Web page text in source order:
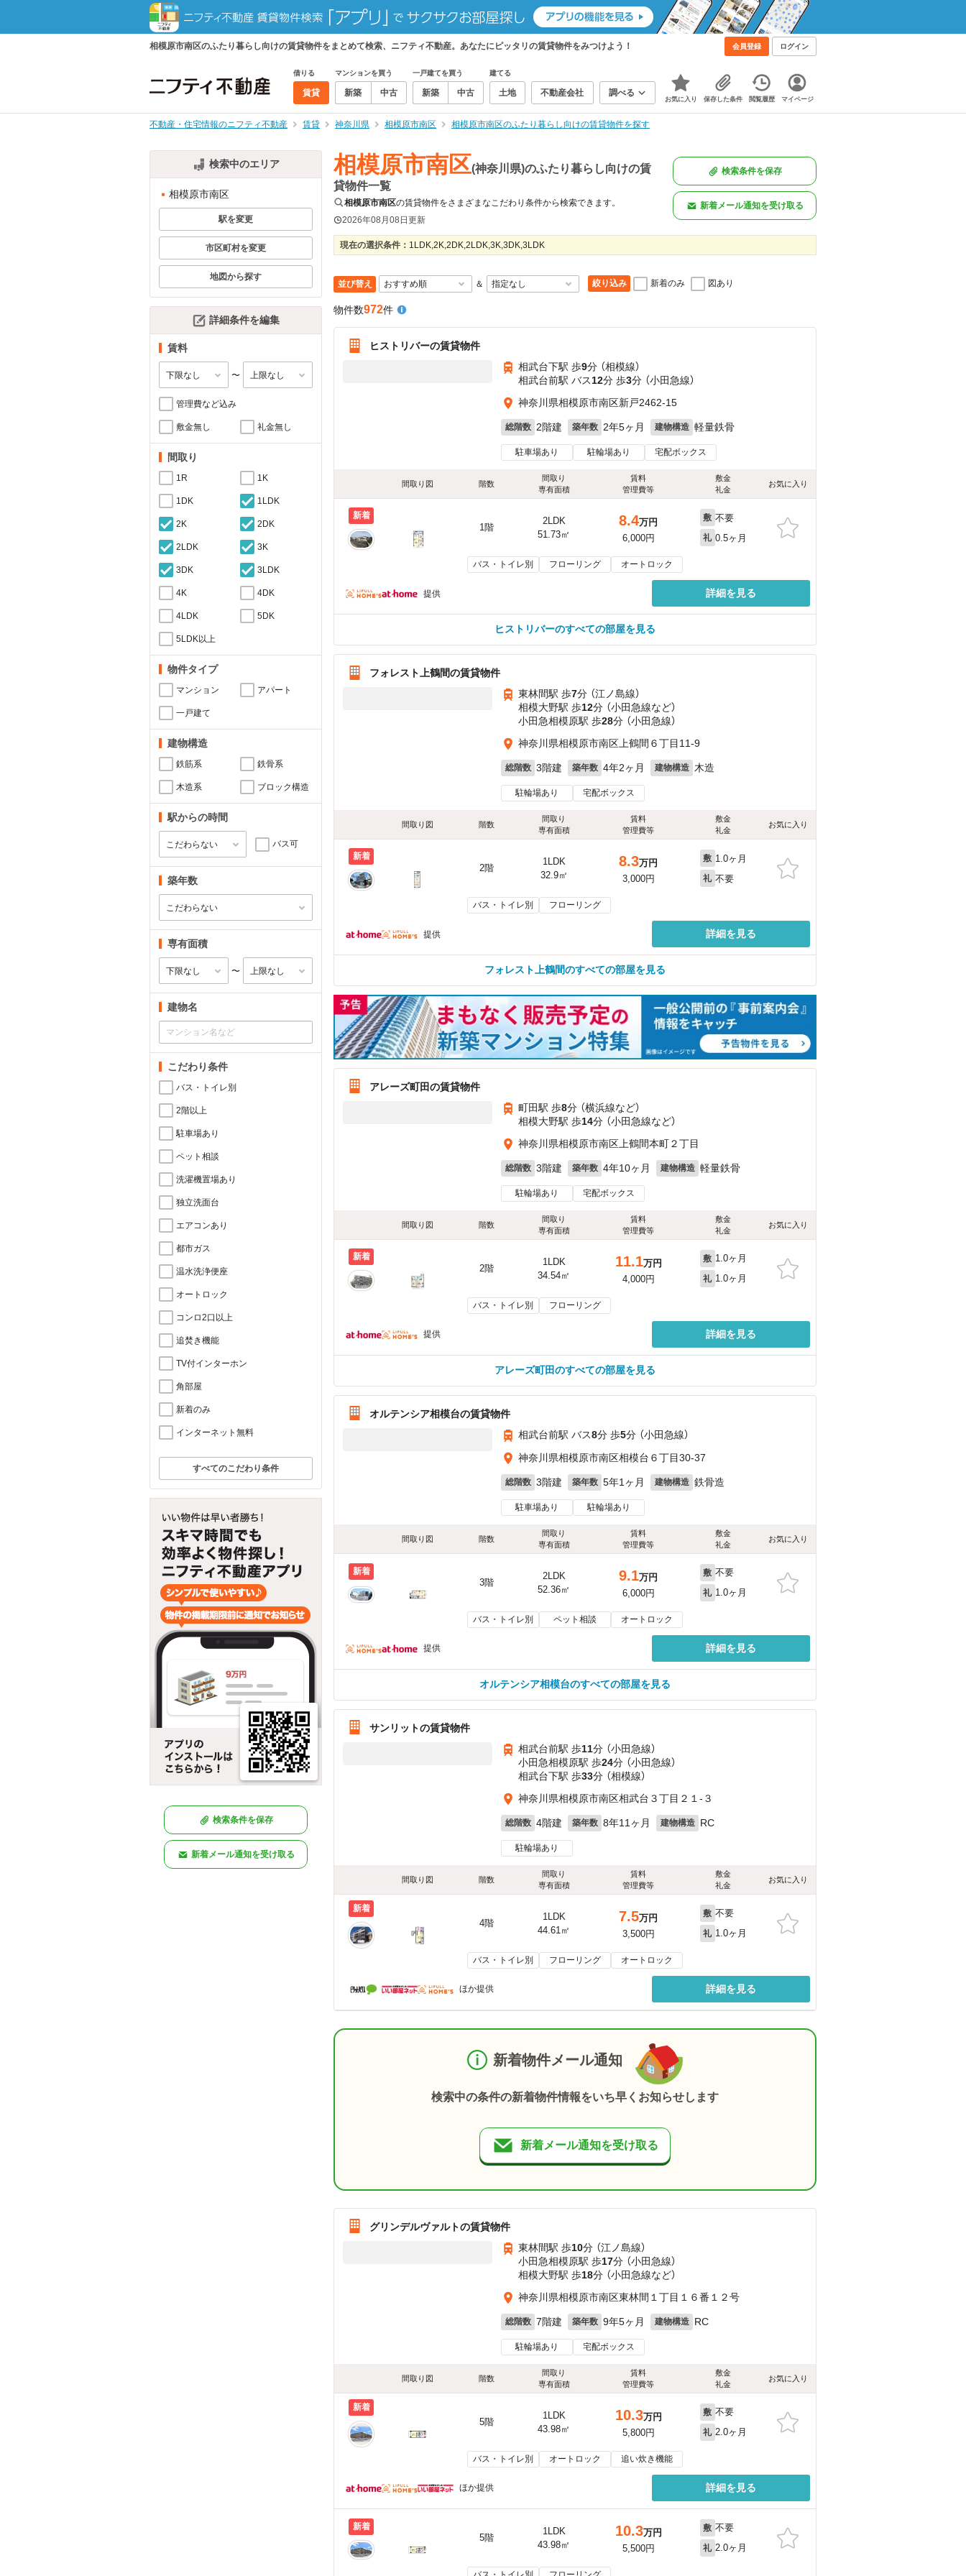
相模原市南区のふたり暮らし向けの賃貸物件をまとめて検索、ニフティ不動産。あなたにピッタリの賃貸物件をみつけよう！ 会員登録 ログイン
借りる
賃貸
マンションを買う
新築 中古
一戸建てを買う
新築 中古
建てる
土地 不動産会社 調べる
お気に入り 保存した条件 閲覧履歴 マイページ
不動産・住宅情報のニフティ不動産 賃貸 神奈川県 相模原市南区 相模原市南区のふたり暮らし向けの賃貸物件を探す
検索中のエリア
相模原市南区
駅を変更
市区町村を変更
地図から探す
詳細条件を編集
賃料
〜
管理費など込み
敷金無し 礼金無し
間取り
1R 1K
1DK 1LDK
2K 2DK
2LDK 3K
3DK 3LDK
4K 4DK
4LDK 5DK
5LDK以上
物件タイプ
マンション アパート
一戸建て
建物構造
鉄筋系 鉄骨系
木造系 ブロック構造
駅からの時間
バス可
築年数
専有面積
〜
建物名
こだわり条件
バス・トイレ別
2階以上
駐車場あり
ペット相談
洗濯機置場あり
独立洗面台
エアコンあり
都市ガス
温水洗浄便座
オートロック
コンロ2口以上
追焚き機能
TV付インターホン
角部屋
新着のみ
インターネット無料
すべてのこだわり条件
検索条件を保存
新着メール通知を受け取る
相模原市南区(神奈川県)のふたり暮らし向けの賃
貸物件一覧
相模原市南区の賃貸物件をさまざまなこだわり条件から検索できます。
2026年08月08日更新
検索条件を保存
新着メール通知を受け取る
現在の選択条件： 1LDK,2K,2DK,2LDK,3K,3DK,3LDK
並び替え ＆ 絞り込み 新着のみ 図あり
物件数972件
ヒストリバーの賃貸物件
相武台下駅 歩9分 （相模線）
相武台前駅 バス12分 歩3分 （小田急線）
神奈川県相模原市南区新戸2462-15
総階数 2階建 築年数 2年5ヶ月 建物構造 軽量鉄骨
駐車場あり 駐輪場あり 宅配ボックス
間取り図 階数
間取り
専有面積
賃料
管理費等
敷金
礼金
お気に入り
新着
1階
2LDK
51.73㎡
8.4万円
6,000円
敷 不要
礼 0.5ヶ月
バス・トイレ別 フローリング オートロック
提供 詳細を見る
ヒストリバーのすべての部屋を見る
フォレスト上鶴間の賃貸物件
東林間駅 歩7分 （江ノ島線）
相模大野駅 歩12分 （小田急線など）
小田急相模原駅 歩28分 （小田急線）
神奈川県相模原市南区上鶴間６丁目11-9
総階数 3階建 築年数 4年2ヶ月 建物構造 木造
駐輪場あり 宅配ボックス
間取り図 階数
間取り
専有面積
賃料
管理費等
敷金
礼金
お気に入り
新着
2階
1LDK
32.9㎡
8.3万円
3,000円
敷 1.0ヶ月
礼 不要
バス・トイレ別 フローリング
提供 詳細を見る
フォレスト上鶴間のすべての部屋を見る
アレーズ町田の賃貸物件
町田駅 歩8分 （横浜線など）
相模大野駅 歩14分 （小田急線など）
神奈川県相模原市南区上鶴間本町２丁目
総階数 3階建 築年数 4年10ヶ月 建物構造 軽量鉄骨
駐輪場あり 宅配ボックス
間取り図 階数
間取り
専有面積
賃料
管理費等
敷金
礼金
お気に入り
新着
2階
1LDK
34.54㎡
11.1万円
4,000円
敷 1.0ヶ月
礼 1.0ヶ月
バス・トイレ別 フローリング
提供 詳細を見る
アレーズ町田のすべての部屋を見る
オルテンシア相模台の賃貸物件
相武台前駅 バス8分 歩5分 （小田急線）
神奈川県相模原市南区相模台６丁目30-37
総階数 3階建 築年数 5年1ヶ月 建物構造 鉄骨造
駐車場あり 駐輪場あり
間取り図 階数
間取り
専有面積
賃料
管理費等
敷金
礼金
お気に入り
新着
3階
2LDK
52.36㎡
9.1万円
6,000円
敷 不要
礼 1.0ヶ月
バス・トイレ別 ペット相談 オートロック
提供 詳細を見る
オルテンシア相模台のすべての部屋を見る
サンリットの賃貸物件
相武台前駅 歩11分 （小田急線）
小田急相模原駅 歩24分 （小田急線）
相武台下駅 歩33分 （相模線）
神奈川県相模原市南区相武台３丁目２１-３
総階数 4階建 築年数 8年11ヶ月 建物構造 RC
駐輪場あり
間取り図 階数
間取り
専有面積
賃料
管理費等
敷金
礼金
お気に入り
新着
4階
1LDK
44.61㎡
7.5万円
3,500円
敷 不要
礼 1.0ヶ月
バス・トイレ別 フローリング オートロック
ほか提供 詳細を見る
新着物件メール通知
検索中の条件の新着物件情報をいち早くお知らせします
新着メール通知を受け取る
グリンデルヴァルトの賃貸物件
東林間駅 歩10分 （江ノ島線）
小田急相模原駅 歩17分 （小田急線）
相模大野駅 歩18分 （小田急線など）
神奈川県相模原市南区東林間１丁目１６番１２号
総階数 7階建 築年数 9年5ヶ月 建物構造 RC
駐輪場あり 宅配ボックス
間取り図 階数
間取り
専有面積
賃料
管理費等
敷金
礼金
お気に入り
新着
5階
1LDK
43.98㎡
10.3万円
5,800円
敷 不要
礼 2.0ヶ月
バス・トイレ別 オートロック 追い炊き機能
ほか提供 詳細を見る
新着
5階
1LDK
43.98㎡
10.3万円
5,500円
敷 不要
礼 2.0ヶ月